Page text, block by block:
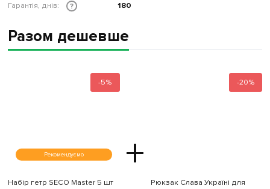
Гарантія, днів:
? 180
Разом дешевше
-5%
Рекомендуємо +
Набір гетр SECO Master 5 шт
-20%
Рюкзак Слава Україні для